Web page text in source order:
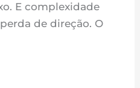
E complexidade
de direção. O